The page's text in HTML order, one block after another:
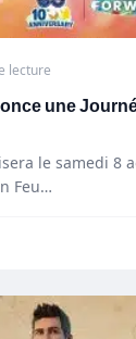
lecture
une
le samedi 8
Feu…